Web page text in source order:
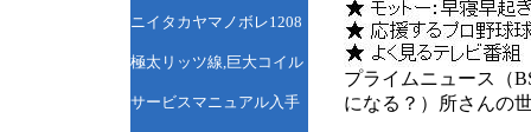
ニイタカヤマノボレ1208
極太リッツ線,巨大コイル
サービスマニュアル入手
プライムニュース（
になる？）所さんの